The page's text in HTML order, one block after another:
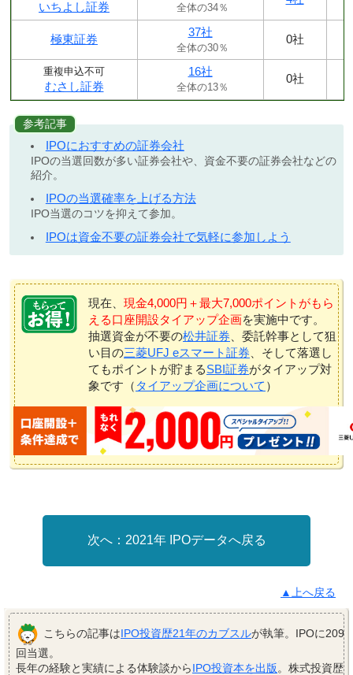
いちよし証券 全体の34％
極東証券
37社
全体の30％
0社
重複申込不可
むさし証券
16社
全体の13％
0社
参考記事
IPOにおすすめの証券会社
IPOの当選回数が多い証券会社や、資金不要の証券会社などの
紹介。
IPOの当選確率を上げる方法
IPO当選のコツを抑えて参加。
IPOは資金不要の証券会社で気軽に参加しよう
現在、 現金4,000円＋最大7,000ポイントがもら
える口座開設タイアップ企画を実施中です。
抽選資金が不要の松井証券 、委託幹事として狙
い目の三菱UFJ eスマート証券 、そして落選し
てもポイントが貯まるSBI証券がタイアップ対
象です（ タイアップ企画について ）
2021年 IPOデータへ戻る
▲上へ戻る
こちらの記事はIPO投資歴21年のカブスルが執筆。IPOに209
回当選。
長年の経験と実績による体験談からIPO投資本を出版。株式投資歴